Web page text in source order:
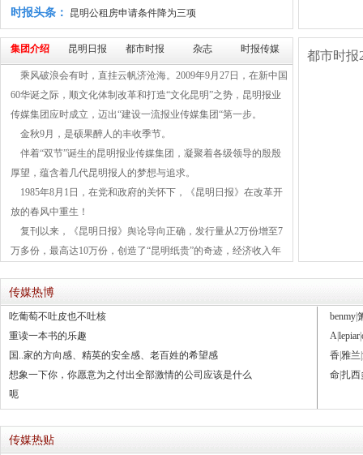
时报头条： 昆明公租房申请条件降为三项
集团介绍 昆明日报 都市时报 杂志 时报传媒
乘风破浪会有时，直挂云帆济沧海。2009年9月27日，在新中国
60华诞之际，顺文化体制改革和打造“文化昆明”之势，昆明报业
传媒集团应时成立，迈出“建设一流报业传媒集团“第一步。
金秋9月，是硕果醉人的丰收季节。
伴着“双节”诞生的昆明报业传媒集团，凝聚着各级领导的殷殷
厚望，蕴含着几代昆明报人的梦想与追求。
1985年8月1日，在党和政府的关怀下，《昆明日报》在改革开
放的春风中重生！
复刊以来，《昆明日报》舆论导向正确，发行量从2万份增至7
万多份，最高达10万份，创造了“昆明纸贵”的奇迹，经济收入年
一帜。
《都市时报》从20万元起家，成为云南主流的生活类报纸之
一，发行最高达到39万份，遍及全省各地，收入自2004年起连年
超亿元，成为中国生活类报纸21强和中国都市报30强，创造过昆
滇新闻史上的奇迹。
昆明信息港从彩龙中国网中走来，集政务、经济、新闻、旅
游、文化、商务、社区互动、外文为一港，成为面向世界、宣传
昆明、便民利民的国内一流城市综合门户网站，这是报社的新兴
媒体，是昆明市的第五大媒体，点击率不断提高，争先进位日新
都市时报
传媒热博
吃葡萄不吐皮也不吐核
重读一本书的乐趣
国..家的方向感、精英的安全感、老百姓的希望感
想象一下你，你愿意为之付出全部激情的公司应该是什么
呃
benmy
Alepiar
香雅兰
命扎西
传媒热贴